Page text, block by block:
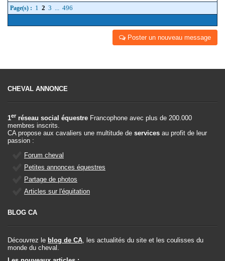
Page(s) : 1 2 3 ... 496
Poster un nouveau message
CHEVAL ANNONCE
1er réseau social équestre Francophone avec plus de 200.000
membres inscrits.
CA propose aux cavaliers une multitude de services au profit de leur
passion :
Forum cheval
Petites annonces équestres
Partage de photos
Articles sur l'équitation
BLOG CA
Découvrez le blog de CA, les actualités du site et les coulisses du
monde du cheval.